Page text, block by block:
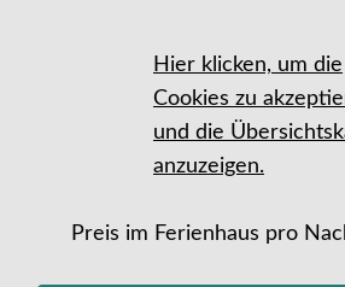
Hier klicken, um die
Cookies zu
und die
anzuzeigen.
Preis im Ferienhaus pro